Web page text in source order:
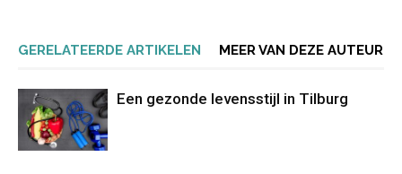
GERELATEERDE ARTIKELEN MEER VAN DEZE AUTEUR
Een gezonde levensstijl in Tilburg